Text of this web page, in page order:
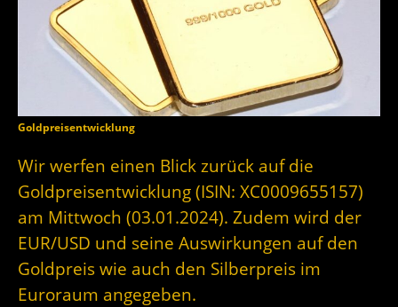
Goldpreisentwicklung
Wir werfen einen Blick zurück auf die
Goldpreisentwicklung (ISIN: XC0009655157)
am Mittwoch (03.01.2024). Zudem wird der
EUR/USD und seine Auswirkungen auf den
Goldpreis wie auch den Silberpreis im
Euroraum angegeben.